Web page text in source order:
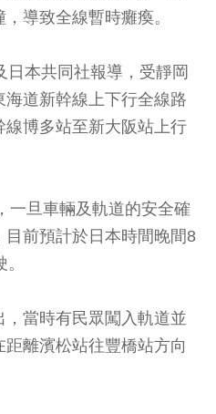
導致全線暫時癱瘓。
日本共同社報導，受靜岡
道新幹線上下行全線路
博多站至新大阪站上行
一旦車輛及軌道的安全確
前預計於日本時間晚間8
，當時有民眾闖入軌道並
離濱松站往豐橋站方向